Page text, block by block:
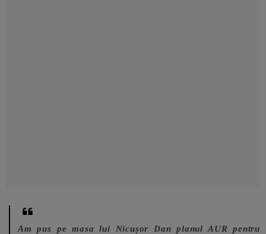
Am pus pe masa lui Nicușor Dan planul AUR pentru